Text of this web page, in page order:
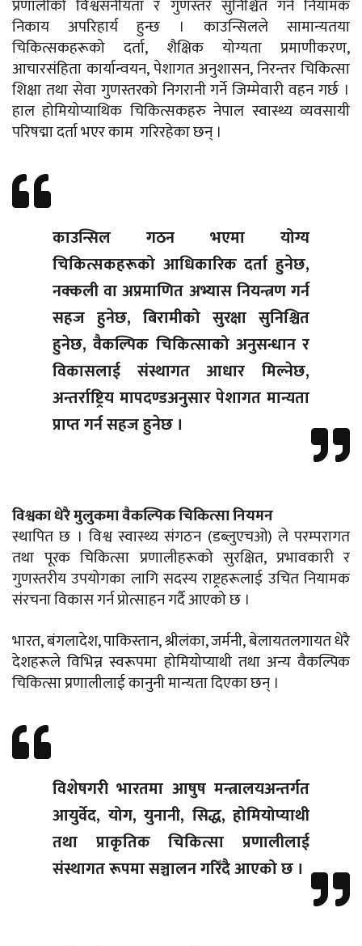
प्रणालीको विश्वसनीयता र गुणस्तर सुनिश्चित गर्न नियामक
निकाय अपरिहार्य हुन्छ । काउन्सिलले सामान्यतया
चिकित्सकहरूको दर्ता, शैक्षिक योग्यता प्रमाणीकरण,
आचारसंहिता कार्यान्वयन, पेशागत अनुशासन, निरन्तर चिकित्सा
शिक्षा तथा सेवा गुणस्तरको निगरानी गर्ने जिम्मेवारी वहन गर्छ ।
हाल होमियोप्याथिक चिकित्सकहरु नेपाल स्वास्थ्य व्यवसायी
परिषद्मा दर्ता भएर काम गरिरहेका छन् ।
काउन्सिल गठन भएमा योग्य
चिकित्सकहरूको आधिकारिक दर्ता हुनेछ,
नक्कली वा अप्रमाणित अभ्यास नियन्त्रण गर्न
सहज हुनेछ, बिरामीको सुरक्षा सुनिश्चित
हुनेछ, वैकल्पिक चिकित्साको अनुसन्धान र
विकासलाई संस्थागत आधार मिल्नेछ,
अन्तर्राष्ट्रिय मापदण्डअनुसार पेशागत मान्यता
प्राप्त गर्न सहज हुनेछ ।
विश्वका धेरै मुलुकमा वैकल्पिक चिकित्सा नियमन
स्थापित छ । विश्व स्वास्थ्य संगठन (डब्लुएचओ) ले परम्परागत
तथा पूरक चिकित्सा प्रणालीहरूको सुरक्षित, प्रभावकारी र
गुणस्तरीय उपयोगका लागि सदस्य राष्ट्रहरूलाई उचित नियामक
संरचना विकास गर्न प्रोत्साहन गर्दै आएको छ ।
भारत, बंगलादेश, पाकिस्तान, श्रीलंका, जर्मनी, बेलायतलगायत धेरै
देशहरूले विभिन्न स्वरूपमा होमियोप्याथी तथा अन्य वैकल्पिक
चिकित्सा प्रणालीलाई कानुनी मान्यता दिएका छन् ।
विशेषगरी भारतमा आषुष मन्त्रालयअन्तर्गत
आयुर्वेद, योग, युनानी, सिद्ध, होमियोप्याथी
तथा प्राकृतिक चिकित्सा प्रणालीलाई
संस्थागत रूपमा सञ्चालन गरिँदै आएको छ ।